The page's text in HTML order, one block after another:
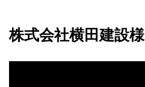
株式会社横田建設様